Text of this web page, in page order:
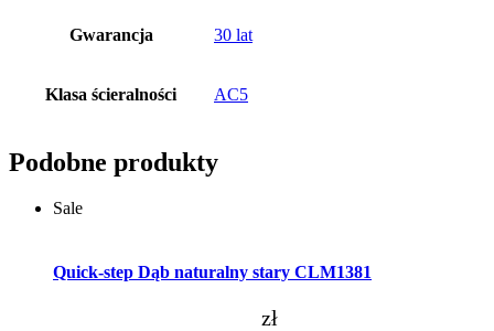
Gwarancja 30 lat
Klasa ścieralności AC5
Podobne produkty
Sale
Quick-step Dąb naturalny stary CLM1381
zł